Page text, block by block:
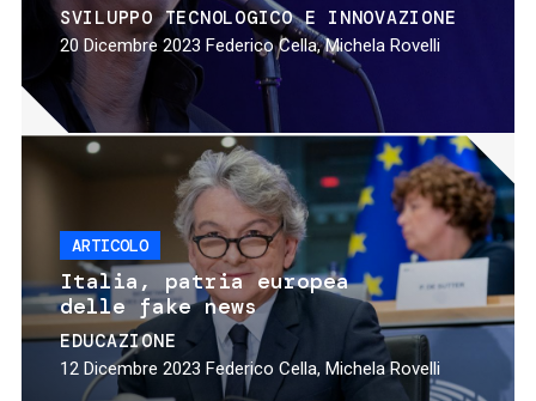
SVILUPPO TECNOLOGICO E INNOVAZIONE
20 Dicembre 2023 Federico Cella, Michela Rovelli
ARTICOLO
Italia, patria europea
delle fake news
EDUCAZIONE
12 Dicembre 2023 Federico Cella, Michela Rovelli